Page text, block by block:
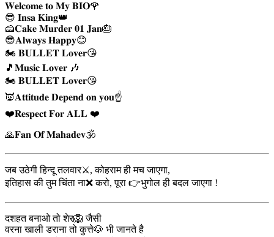
𝐖𝐞𝐥𝐜𝐨𝐦𝐞 𝐭𝐨 𝐌𝐲 𝐁𝐈𝐎🌹
😎 𝐈𝐧𝐬𝐚 𝐊𝐢𝐧𝐠👑
🍰𝐂𝐚𝐤𝐞 𝐌𝐮𝐫𝐝𝐞𝐫 𝟎𝟏 𝐉𝐚𝐧🎂
😎𝐀𝐥𝐰𝐚𝐲𝐬 𝐇𝐚𝐩𝐩𝐲😊
🏍️ 𝐁𝐔𝐋𝐋𝐄𝐓 𝐋𝐨𝐯𝐞𝐫😘
🎵𝐌𝐮𝐬𝐢𝐜 𝐋𝐨𝐯𝐞𝐫 🎶
🏍️ 𝐁𝐔𝐋𝐋𝐄𝐓 𝐋𝐨𝐯𝐞𝐫😘
👿𝐀𝐭𝐭𝐢𝐭𝐮𝐝𝐞 𝐃𝐞𝐩𝐞𝐧𝐝 𝐨𝐧 𝐲𝐨𝐮☝️
❤️𝐑𝐞𝐬𝐩𝐞𝐜𝐭 𝐅𝐨𝐫 𝐀𝐋𝐋 ❤️
🙏𝐅𝐚𝐧 𝐎𝐟 𝐌𝐚𝐡𝐚𝐝𝐞𝐯🕉️
जब उठेगी हिन्दू तलवार⚔️, कोहराम ही मच जाएगा,
इतिहास की तुम चिंता ना❌ करो, पूरा 👉भुगोल ही बदल जाएगा !
दशहत बनाओ तो शेर🦁 जैसी
वरना खाली डराना तो कुत्ते🐶 भी जानते है